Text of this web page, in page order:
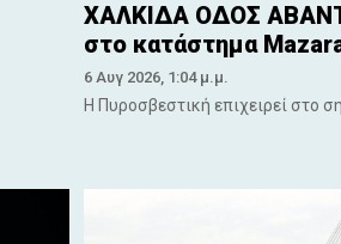
ΧΑΛΚΙΔΑ ΟΔΟΣ
στο κατάστημα
6 Αυγ 2026, 1:04 μ.μ.
Η Πυροσβεστική επιχειρεί στο